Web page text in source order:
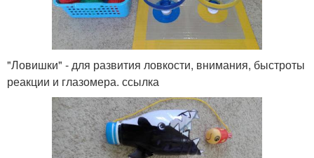
"Ловишки" - для развития ловкости, внимания, быстроты
реакции и глазомера. ссылка